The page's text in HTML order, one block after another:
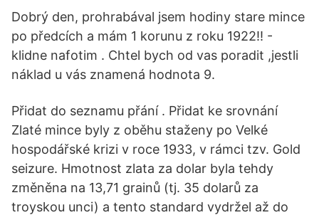
Dobrý den, prohrabával jsem hodiny stare mince
po předcích a mám 1 korunu z roku 1922!! -
klidne nafotim . Chtel bych od vas poradit ,jestli
náklad u vás znamená hodnota 9.
Přidat do seznamu přání . Přidat ke srovnání
Zlaté mince byly z oběhu staženy po Velké
hospodářské krizi v roce 1933, v rámci tzv. Gold
seizure. Hmotnost zlata za dolar byla tehdy
změněna na 13,71 grainů (tj. 35 dolarů za
troyskou unci) a tento standard vydržel až do